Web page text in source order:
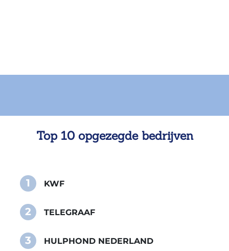
Top 10 opgezegde bedrijven
1 KWF
2 TELEGRAAF
3 HULPHOND NEDERLAND